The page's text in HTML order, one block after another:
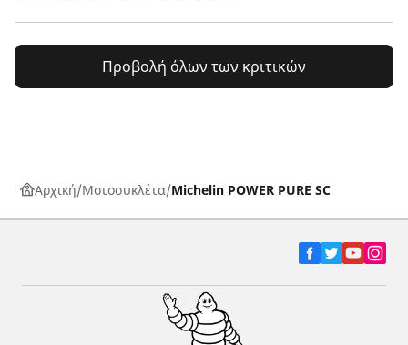
Προβολή όλων των κριτικών
Αρχική Μοτοσυκλέτα Michelin POWER PURE SC